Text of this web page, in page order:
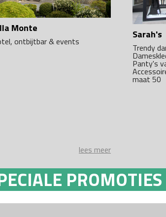
Monte
ontbijtbar & events
lees meer
Sarah's
Trendy
Panty's
maat 50
PROMOTIES